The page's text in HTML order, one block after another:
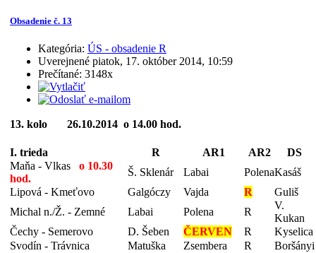
Obsadenie č. 13
Kategória: ÚS - obsadenie R
Uverejnené piatok, 17. október 2014, 10:59
Prečítané: 3148x
13. kolo 26.10.2014 o 14.00 hod.
I. trieda R AR1 AR2
DS
Maňa - Vlkas o 10.30
hod.
Š. Sklenár Labai PolenaKasáš
Lipová - Kmeťovo
Galgóczy Vajda R
Guliš
Michal n./Ž. - Zemné
Labai Polena R
V.
Kukan
Čechy - Semerovo
D. Šeben ČERVEN R
Kyselica
Svodín - Trávnica
Matuška Zsembera R
Boršányi